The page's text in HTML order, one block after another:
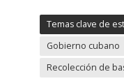
Temas clave de
Gobierno cubano
Recolección de